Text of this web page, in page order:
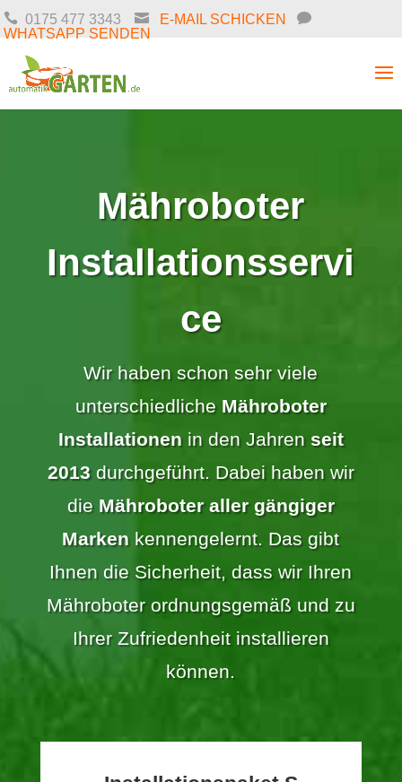
0175 477 3343
E-MAIL SCHICKEN
WHATSAPP SENDEN
Mähroboter
Installationsservi
ce
Wir haben schon sehr viele
unterschiedliche Mähroboter
Installationen in den Jahren seit
2013durchgeführt. Dabei haben wir
die Mähroboter aller gängiger
Markenkennengelernt. Das gibt
Ihnen die Sicherheit, dass wir Ihren
Mähroboter ordnungsgemäß und zu
Ihrer Zufriedenheit installieren
können.